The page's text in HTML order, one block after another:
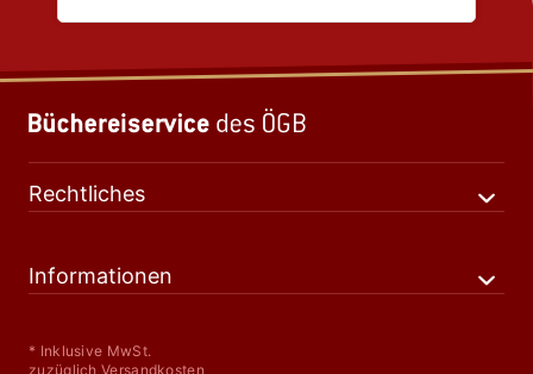
Rechtliches
Informationen
* Inklusive MwSt.
zuzüglich Versandkosten